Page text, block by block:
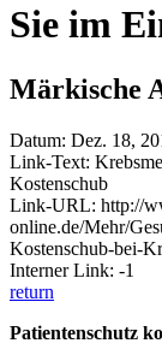
Sie im
Märkische
Datum: Dez. 18,
Link-Text:
Kostenschub
Link-URL: http://
online.de/Mehr/
Kostenschub-bei-
Interner Link: -1
return
Patientenschutz